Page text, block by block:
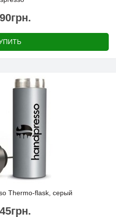
Thermo-flask, серый